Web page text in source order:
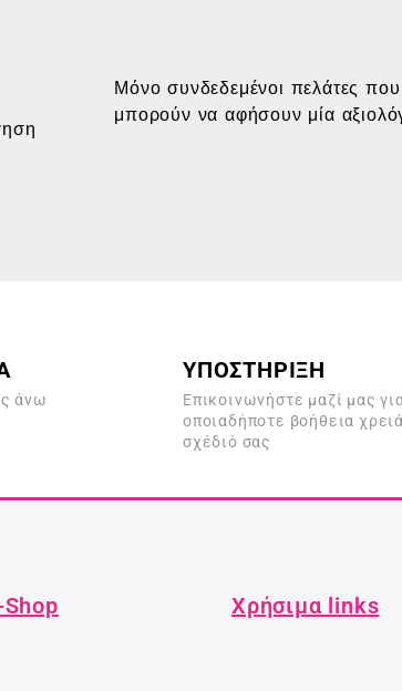
Μόνο συνδεδεμένοι πελάτες
μπορούν να αφήσουν μία
άνω
ΥΠΟΣΤΗΡΙΞΗ
Επικοινωνήστε μαζί μας
οποιαδήποτε βοήθεια
σχέδιό σας
Χρήσιμα links